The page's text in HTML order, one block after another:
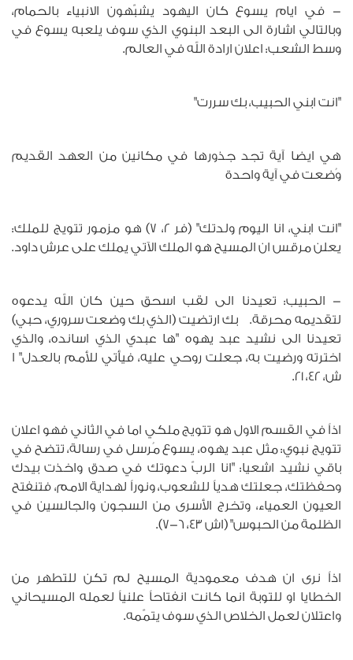
- في ايام يسوع كان اليهود يشبّهون الانبياء بالحمام،
وبالتالي اشارة الى البعد البنوي الذي سوف يلعبه يسوع في
وسط الشعب: اعلان ارادة الله في العالم.
"انت ابني الحبيب، بك سررت"
هي ايضا آية تجد جذورها في مكانين من العهد القديم
وُضعت في آية واحدة
"انت ابني، انا اليوم ولدتك" (فر 2، 7) هو مزمور تتويج للملك:
يعلن مرقس ان المسيح هو الملك الآتي يملك على عرش داود.
- الحبيب: تعيدنا الى لقب اسحق حين كان الله يدعوه
لتقديمه محرقة. بك ارتضيت (الذي بك وضعت سروري، حبي)
تعيدنا الى نشيد عبد يهوه "ها عبدي الذي اسانده، والذي
اخترته ورضيت به، جعلت روحي عليه، فيأتي للأمم بالعدل" ا
ش، 42، 21.
اذاً في القسم الاول هو تتويج ملكي اما في الثاني فهو اعلان
تتويج نبوي: مثل عبد يهوه، يسوع مُرسل في رسالة، تتضح في
باقي نشيد اشعيا: "انا الربّ دعوتك في صدق واخذت بيدك
وحفظتك، جعلتك هدياً للشعوب، ونوراً لهداية الامم، فتنفتح
العيون العمياء، وتخرج الأسرى من السجون والجالسين في
الظلمة من الحبوس" (اش 43، 6-7).
اذاً نرى ان هدف معمودية المسيح لم تكن للتطهر من
الخطايا او للتوبة انما كانت انفتاحاً علنياً لعمله المسيحاني
واعتلان لعمل الخلاص الذي سوف يتمّمه.